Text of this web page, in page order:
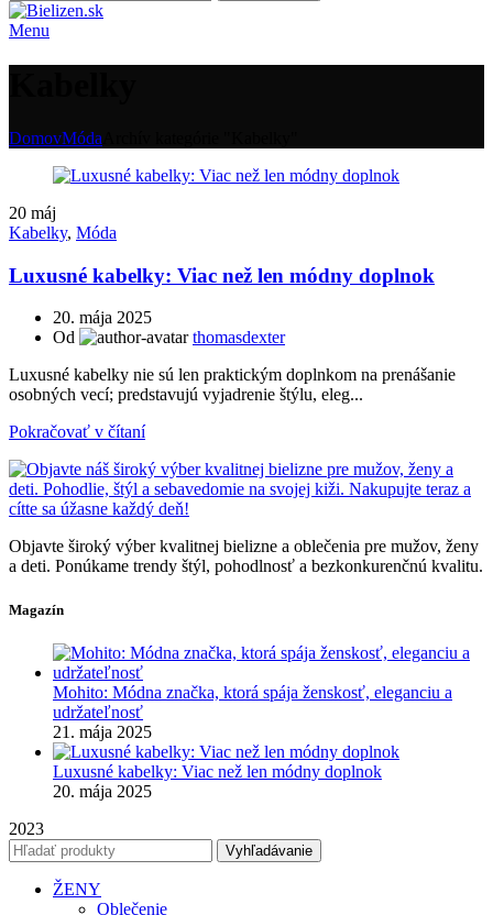
Menu
DomovMóda
20 máj
Kabelky, Móda
Luxusné kabelky: Viac než len módny doplnok
20. mája 2025
Od
thomasdexter
Luxusné kabelky nie sú len praktickým doplnkom na prenášanie
osobných vecí; predstavujú vyjadrenie štýlu, eleg...
Pokračovať v čítaní
Objavte široký výber kvalitnej bielizne a oblečenia pre mužov, ženy
a deti. Ponúkame trendy štýl, pohodlnosť a bezkonkurenčnú kvalitu.
Magazín
Mohito: Módna značka, ktorá spája ženskosť, eleganciu a
udržateľnosť
21. mája 2025
Luxusné kabelky: Viac než len módny doplnok
20. mája 2025
2023
Vyhľadávanie
ŽENY
Oblečenie